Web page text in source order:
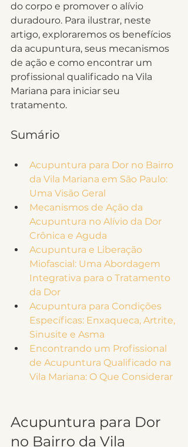
do corpo e promover o alívio
duradouro. Para ilustrar, neste
artigo, exploraremos os benefícios
da acupuntura, seus mecanismos
de ação e como encontrar um
profissional qualificado na Vila
Mariana para iniciar seu
tratamento.
Sumário
Acupuntura para Dor no Bairro
da Vila Mariana em São Paulo:
Uma Visão Geral
Mecanismos de Ação da
Acupuntura no Alívio da Dor
Crônica e Aguda
Acupuntura e Liberação
Miofascial: Uma Abordagem
Integrativa para o Tratamento
da Dor
Acupuntura para Condições
Específicas: Enxaqueca, Artrite,
Sinusite e Asma
Encontrando um Profissional
de Acupuntura Qualificado na
Vila Mariana: O Que Considerar
Acupuntura para Dor
no Bairro da Vila